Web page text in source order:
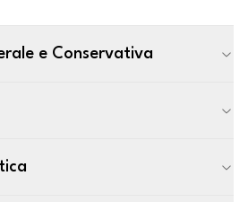
e Conservativa